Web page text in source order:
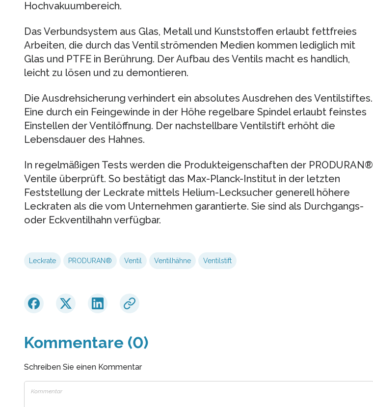
Hochvakuumbereich.
Das Verbundsystem aus Glas, Metall und Kunststoffen erlaubt fettfreies
Arbeiten, die durch das Ventil strömenden Medien kommen lediglich mit
Glas und PTFE in Berührung. Der Aufbau des Ventils macht es handlich,
leicht zu lösen und zu demontieren.
Die Ausdrehsicherung verhindert ein absolutes Ausdrehen des Ventilstiftes.
Eine durch ein Feingewinde in der Höhe regelbare Spindel erlaubt feinstes
Einstellen der Ventilöffnung. Der nachstellbare Ventilstift erhöht die
Lebensdauer des Hahnes.
In regelmäßigen Tests werden die Produkteigenschaften der PRODURAN®
Ventile überprüft. So bestätigt das Max-Planck-Institut in der letzten
Feststellung der Leckrate mittels Helium-Lecksucher generell höhere
Leckraten als die vom Unternehmen garantierte. Sie sind als Durchgangs-
oder Eckventilhahn verfügbar.
Leckrate PRODURAN® Ventil Ventilhähne Ventilstift
Kommentare (0)
Schreiben Sie einen Kommentar